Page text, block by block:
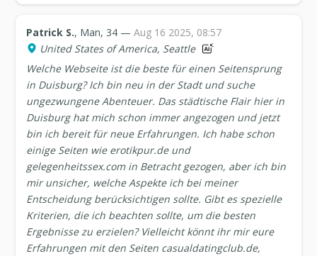
Patrick S., Man, 34 —Aug 16 2025, 08:57
United States of America, Seattle
Welche Webseite ist die beste für einen Seitensprung
in Duisburg? Ich bin neu in der Stadt und suche
ungezwungene Abenteuer. Das städtische Flair hier in
Duisburg hat mich schon immer angezogen und jetzt
bin ich bereit für neue Erfahrungen. Ich habe schon
einige Seiten wie erotikpur.de und
gelegenheitssex.com in Betracht gezogen, aber ich bin
mir unsicher, welche Aspekte ich bei meiner
Entscheidung berücksichtigen sollte. Gibt es spezielle
Kriterien, die ich beachten sollte, um die besten
Ergebnisse zu erzielen? Vielleicht könnt ihr mir eure
Erfahrungen mit den Seiten casualdatingclub.de,